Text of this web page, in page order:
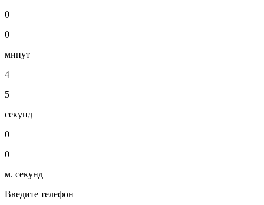
0
0
минут
4
5
секунд
0
0
м. секунд
Введите телефон